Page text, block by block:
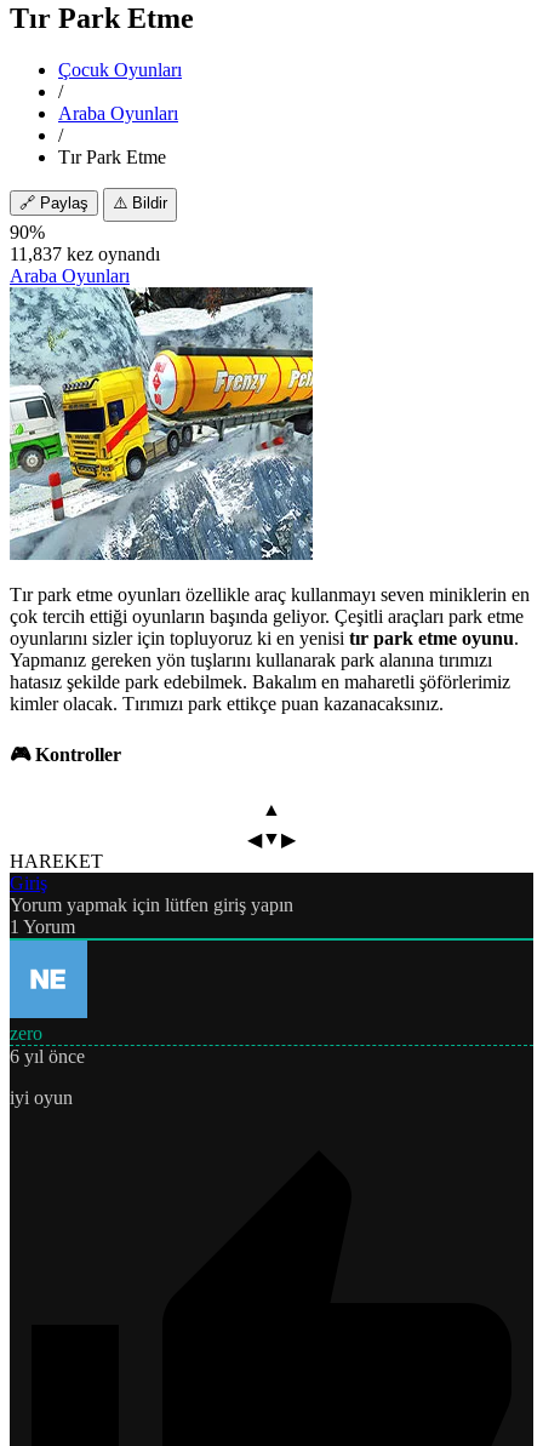
Tır Park Etme
Çocuk Oyunları
/
Araba Oyunları
/
Tır Park Etme
🔗 Paylaş ⚠️ Bildir
90%
11,837 kez oynandı
Araba Oyunları
Tır park etme oyunları özellikle araç kullanmayı seven miniklerin en
çok tercih ettiği oyunların başında geliyor. Çeşitli araçları park etme
oyunlarını sizler için topluyoruz ki en yenisi tır park etme oyunu.
Yapmanız gereken yön tuşlarını kullanarak park alanına tırımızı
hatasız şekilde park edebilmek. Bakalım en maharetli şöförlerimiz
kimler olacak. Tırımızı park ettikçe puan kazanacaksınız.
🎮 Kontroller
▲
◀▼▶
HAREKET
Giriş
Yorum yapmak için lütfen giriş yapın
1 Yorum
zero
6 yıl önce
iyi oyun